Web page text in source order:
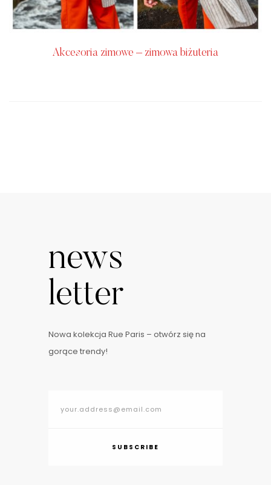
Akcesoria zimowe – zimowa biżuteria
news
letter
Nowa kolekcja Rue Paris – otwórz się na
gorące trendy!
SUBSCRIBE